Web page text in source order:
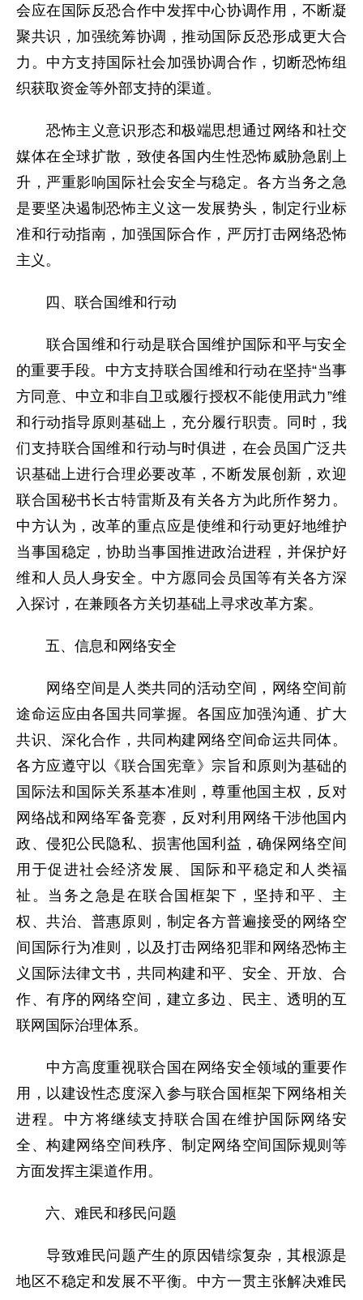
会应在国际反恐合作中发挥中心协调作用，不断凝
聚共识，加强统筹协调，推动国际反恐形成更大合
力。中方支持国际社会加强协调合作，切断恐怖组
织获取资金等外部支持的渠道。
恐怖主义意识形态和极端思想通过网络和社交
媒体在全球扩散，致使各国内生性恐怖威胁急剧上
升，严重影响国际社会安全与稳定。各方当务之急
是要坚决遏制恐怖主义这一发展势头，制定行业标
准和行动指南，加强国际合作，严厉打击网络恐怖
主义。
四、联合国维和行动
联合国维和行动是联合国维护国际和平与安全
的重要手段。中方支持联合国维和行动在坚持“当事
方同意、中立和非自卫或履行授权不能使用武力”维
和行动指导原则基础上，充分履行职责。同时，我
们支持联合国维和行动与时俱进，在会员国广泛共
识基础上进行合理必要改革，不断发展创新，欢迎
联合国秘书长古特雷斯及有关各方为此所作努力。
中方认为，改革的重点应是使维和行动更好地维护
当事国稳定，协助当事国推进政治进程，并保护好
维和人员人身安全。中方愿同会员国等有关各方深
入探讨，在兼顾各方关切基础上寻求改革方案。
五、信息和网络安全
网络空间是人类共同的活动空间，网络空间前
途命运应由各国共同掌握。各国应加强沟通、扩大
共识、深化合作，共同构建网络空间命运共同体。
各方应遵守以《联合国宪章》宗旨和原则为基础的
国际法和国际关系基本准则，尊重他国主权，反对
网络战和网络军备竞赛，反对利用网络干涉他国内
政、侵犯公民隐私、损害他国利益，确保网络空间
用于促进社会经济发展、国际和平稳定和人类福
祉。当务之急是在联合国框架下，坚持和平、主
权、共治、普惠原则，制定各方普遍接受的网络空
间国际行为准则，以及打击网络犯罪和网络恐怖主
义国际法律文书，共同构建和平、安全、开放、合
作、有序的网络空间，建立多边、民主、透明的互
联网国际治理体系。
中方高度重视联合国在网络安全领域的重要作
用，以建设性态度深入参与联合国框架下网络相关
进程。中方将继续支持联合国在维护国际网络安
全、构建网络空间秩序、制定网络空间国际规则等
方面发挥主渠道作用。
六、难民和移民问题
导致难民问题产生的原因错综复杂，其根源是
地区不稳定和发展不平衡。中方一贯主张解决难民